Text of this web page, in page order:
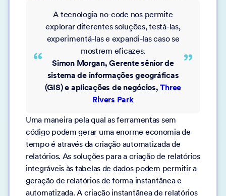
A tecnologia no-code nos permite
explorar diferentes soluções, testá-las,
experimentá-las e expandi-las caso se
mostrem eficazes.
Simon Morgan, Gerente sênior de
sistema de informações geográficas
(GIS) e aplicações de negócios,Three
Rivers Park
Uma maneira pela qual as ferramentas sem
código podem gerar uma enorme economia de
tempo é através da criação automatizada de
relatórios. As soluções para a criação de relatórios
integráveis às tabelas de dados podem permitir a
geração de relatórios de forma instantânea e
automatizada. A criação instantânea de relatórios